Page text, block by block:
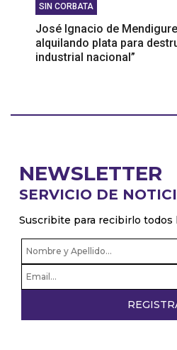
SIN CORBATA
José Ignacio de
alquilando plata para
industrial nacional”
NEWSLETTER
SERVICIO DE
Suscribite para recibirlo todos